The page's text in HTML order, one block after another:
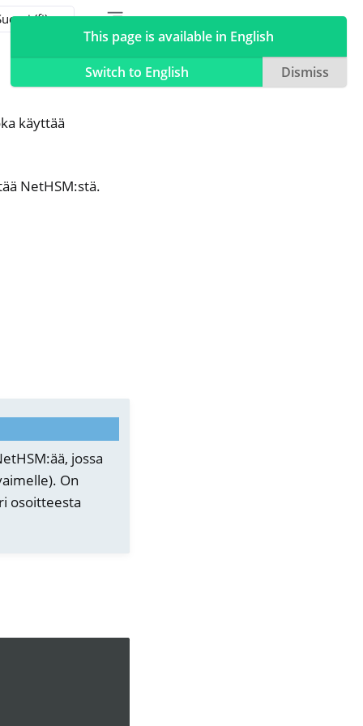
käyttää
NetHSM:stä.
jossa
On
osoitteesta
This page is available in English
Switch to English
Dismiss